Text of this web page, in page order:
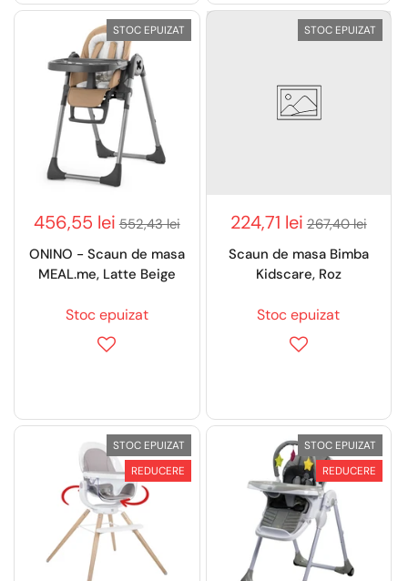
456,55 lei 552,43 lei
ONINO - Scaun de masa
MEAL.me, Latte Beige
Stoc epuizat
STOC EPUIZAT
224,71 lei 267,40 lei
Scaun de masa Bimba
Kidscare, Roz
Stoc epuizat
STOC EPUIZAT
STOC EPUIZAT
REDUCERE
STOC EPUIZAT
REDUCERE